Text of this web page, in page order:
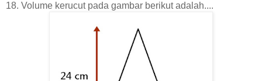
18. Volume kerucut pada gambar berikut adalah....